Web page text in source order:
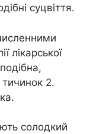
суцвіття.
лікарської
2.
солодкий